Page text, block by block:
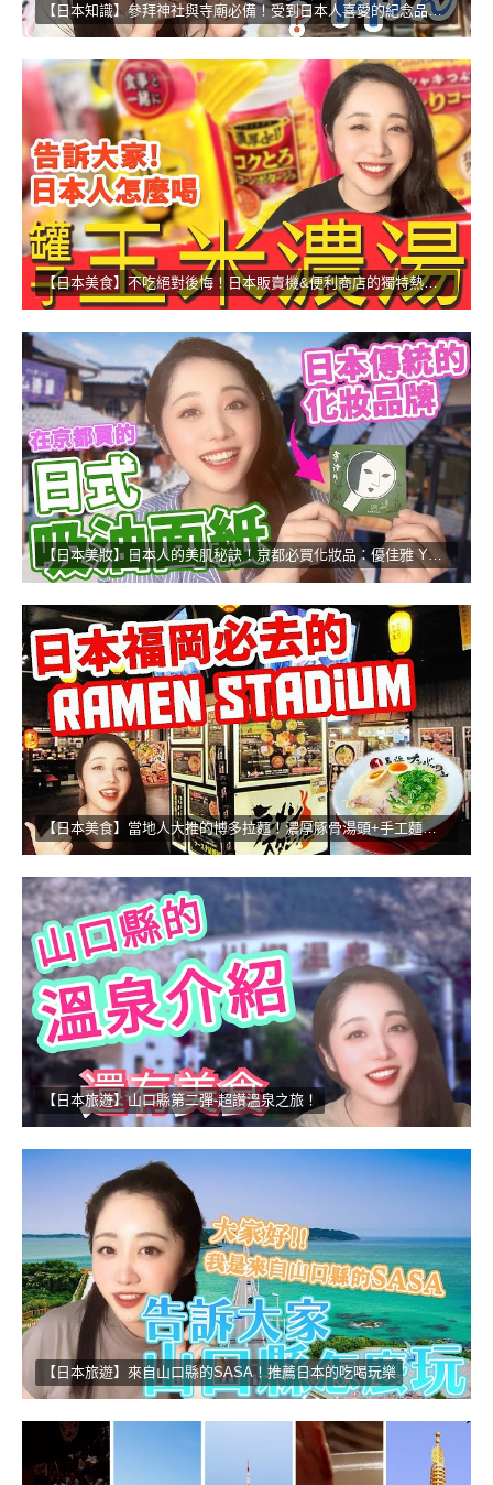
【日本知識】參拜神社與寺廟必備！受到日本人喜愛的紀念品！！
【日本美食】不吃絕對後悔！日本販賣機&便利商店的獨特熱食！
【日本美妝】日本人的美肌秘訣！京都必買化妝品：優佳雅 YOJIYA！！
【日本美食】當地人大推的博多拉麵！濃厚豚骨湯頭+手工麵的無敵組合
【日本旅遊】山口縣第二彈-超讚溫泉之旅！
【日本旅遊】來自山口縣的SASA！推薦日本的吃喝玩樂